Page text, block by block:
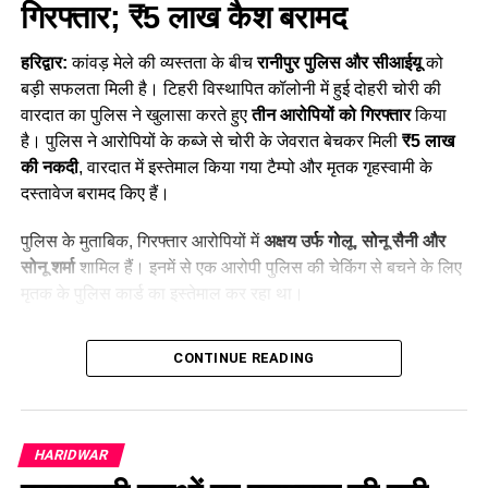
गिरफ्तार; ₹5 लाख कैश बरामद
हरिद्वार: कांवड़ मेले की व्यस्तता के बीचरानीपुर पुलिस और सीआईयूको
बड़ी सफलता मिली है। टिहरी विस्थापित कॉलोनी में हुई दोहरी चोरी की
वारदात का पुलिस ने खुलासा करते हुएतीन आरोपियों को गिरफ्तारकिया
है। पुलिस ने आरोपियों के कब्जे से चोरी के जेवरात बेचकर मिली ₹5 लाख
की नकदी, वारदात में इस्तेमाल किया गया टैम्पो और मृतक गृहस्वामी के
दस्तावेज बरामद किए हैं।
पुलिस के मुताबिक, गिरफ्तार आरोपियों मेंअक्षय उर्फ गोलू, सोनू सैनी और
सोनू शर्माशामिल हैं। इनमें से एक आरोपी पुलिस की चेकिंग से बचने के लिए
Table of Contents
29 जुलाई की रात हुई थी चोरी
CCTV फुटेज से पुलिस को मिला सुराग
CONTINUE READING
HARIDWAR